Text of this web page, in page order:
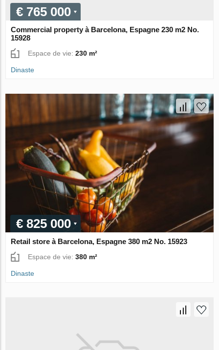
€ 765 000
Commercial property à Barcelona, Espagne 230 m2 No.
15928
Espace de vie:230 m²
Dinaste
€ 825 000
Retail store à Barcelona, Espagne 380 m2 No. 15923
Espace de vie:380 m²
Dinaste